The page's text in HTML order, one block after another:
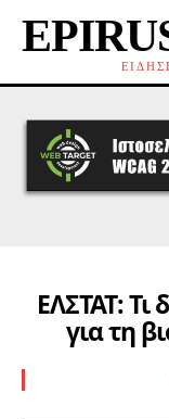
ΕΛΣΤΑΤ: Τι
για τη